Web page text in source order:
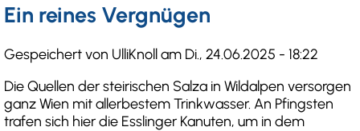
Rennsport-
Kanuten
auf
Kleinheubacher
Regatta
Ein reines Vergnügen
Gespeichert von UlliKnollam Di., 24.06.2025 - 18:22
Die Quellen der steirischen Salza in Wildalpen versorgen
ganz Wien mit allerbestem Trinkwasser. An Pfingsten
trafen sich hier die Esslinger Kanuten, um in dem